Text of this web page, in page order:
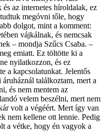
az internetes híroldalak, ez
megóvni tőle, hogy
dolgot, mint a komment:
vájkálnak, és nemcsak
– mondja Szűcs Csaba. –
emiatt. Ez töltötte ki a
nyilatkozzon, és ez
a kapcsolatunkat. Jelentős
találkoztam, mert a
és nem mentem az
velem beszélni, mert nem
volt a végéért. Mert így van
nem kellene ott lennie. Pedig
a vétke, hogy én vagyok a